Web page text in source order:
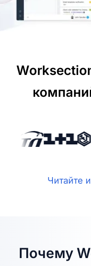
Читайте
Почему